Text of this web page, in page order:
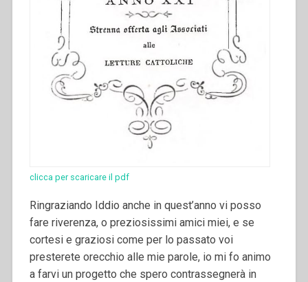
clicca per scaricare il pdf
Ringraziando Iddio anche in quest’anno vi posso
fare riverenza, o preziosissimi amici miei, e se
cortesi e graziosi come per lo passato voi
presterete orecchio alle mie parole, io mi fo animo
a farvi un progetto che spero contrassegnerà in